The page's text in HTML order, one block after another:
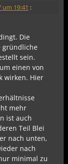
um 19:41 :
Die
gründliche
sein.
einen von
wirken. Hier
mehr
ist auch
Teil Blei
nach unten,
nach
minimal zu